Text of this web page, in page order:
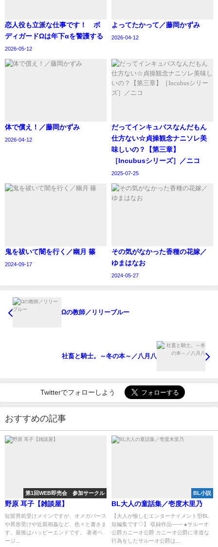
恋人役も立派な仕事です！ ボ
ディガードΩは年下αを警護する
2026-05-12
よってたかって／藤岡かずみ
2026-04-12
体で償え！／藤岡かずみ
2026-04-12
‪だってインキュバスなんだもん
仕方ない☆貞操観念ナニソレ美
味しいの？【第三章】
［Incubusシリーズ］／ニコ
2025-07-25
鬼を祓いて闇を行く／幽月 篠
2024-09-17
その気がなかった香種の花嫁／
ゆまはなお
2024-05-27
Ωの教師／リリーブルー
社畜と騎士。～冬の本～／八月八
Twitterでフォローしよう
おすすめの記事
第1回WEB即売会 参加サークル
野原 耳子【雑談屋】
短髪男前受けメインですが、オメガバース
や異形受けや近親相姦など、色々と書きま
す。最後はハッピーエンドです。 著者ペ
ージ...
BL小説
BL大人の童話集／壱度木里乃
【大人が愉しむエンターテイメント型BL
短編集です♡】 収録作品―― ●サルーオ
公爵カニーオ公爵 カニーオ公爵に非道な
行為をしたサルーオ公爵は...